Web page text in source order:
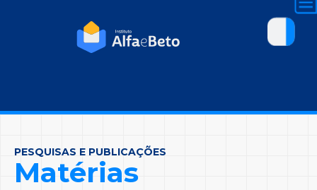
PESQUISAS E PUBLICAÇÕES
Matérias